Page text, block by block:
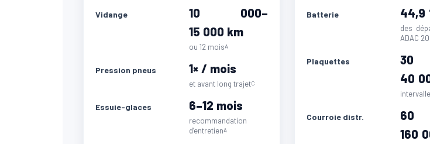
Vidange
10 000–
15 000 km
ou 12 moisA
Pression pneus 1× / mois
et avant long trajetC
Essuie-glaces 6–12 mois
recommandation
d’entretienA
Batterie 44,9
des
ADAC
Plaquettes
30
40
Courroie distr.
60
160